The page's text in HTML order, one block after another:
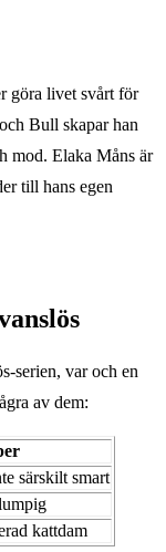
göra livet svårt för
Bull skapar han
mod. Elaka Måns är
till hans egen
serien, var och en
av dem:
särskilt smart
kattdam